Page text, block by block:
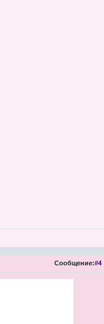
Сообщение:#4